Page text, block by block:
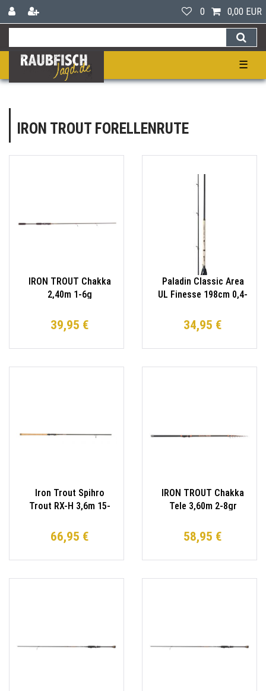
0 0,00 EUR
☰
IRON TROUT FORELLENRUTE
IRON TROUT Chakka
2,40m 1-6g
39,95 €
Paladin Classic Area
UL Finesse 198cm 0,4-
Spinnrute
34,95 €
Iron Trout Spihro
Trout RX-H 3,6m 15-
66,95 €
IRON TROUT Chakka
Tele 3,60m 2-8gr
58,95 €